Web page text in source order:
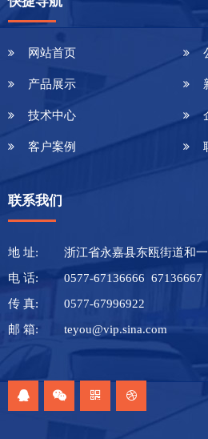
网站首页
产品展示
技术中心
客户案例
联系我们
地 址:
浙江省永嘉县东瓯街道和
电 话:
0577-67136666 67136667
传 真:
0577-67996922
邮 箱:
teyou@vip.sina.com